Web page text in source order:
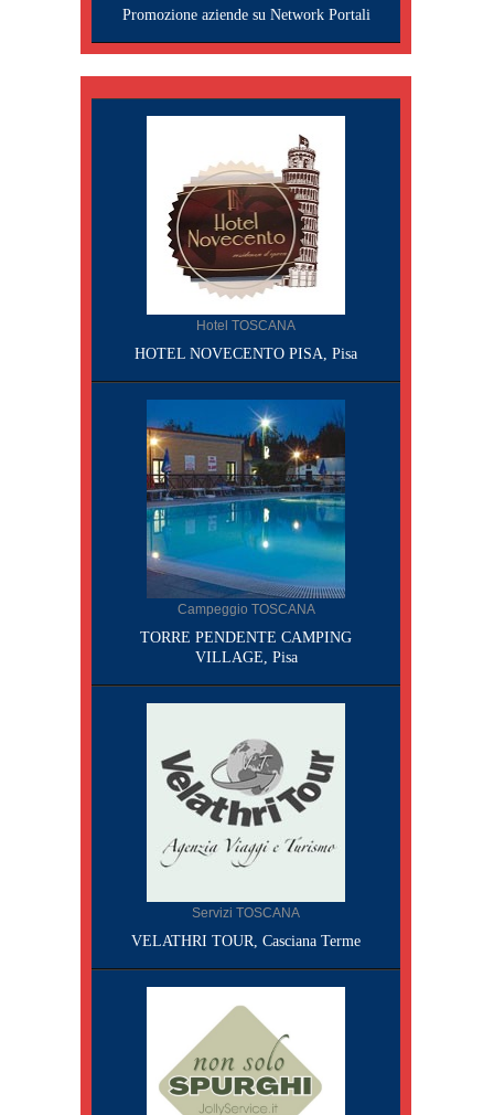
Promozione aziende su Network Portali
Hotel TOSCANA
HOTEL NOVECENTO PISA, Pisa
Campeggio TOSCANA
TORRE PENDENTE CAMPING
VILLAGE, Pisa
Servizi TOSCANA
VELATHRI TOUR, Casciana Terme